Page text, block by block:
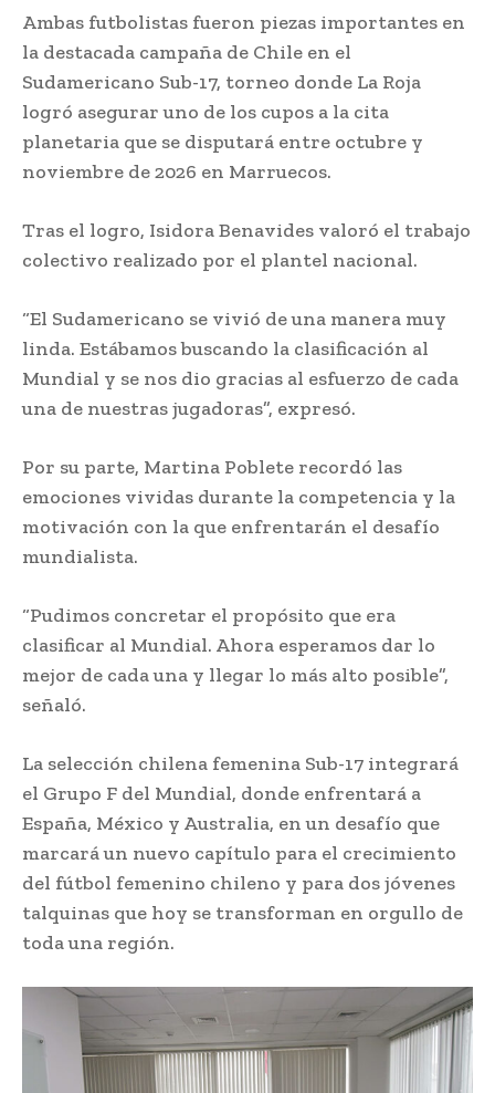
Ambas futbolistas fueron piezas importantes en
la destacada campaña de Chile en el
Sudamericano Sub-17, torneo donde La Roja
logró asegurar uno de los cupos a la cita
planetaria que se disputará entre octubre y
noviembre de 2026 en Marruecos.
Tras el logro, Isidora Benavides valoró el trabajo
colectivo realizado por el plantel nacional.
“El Sudamericano se vivió de una manera muy
linda. Estábamos buscando la clasificación al
Mundial y se nos dio gracias al esfuerzo de cada
una de nuestras jugadoras”, expresó.
Por su parte, Martina Poblete recordó las
emociones vividas durante la competencia y la
motivación con la que enfrentarán el desafío
mundialista.
“Pudimos concretar el propósito que era
clasificar al Mundial. Ahora esperamos dar lo
mejor de cada una y llegar lo más alto posible”,
señaló.
La selección chilena femenina Sub-17 integrará
el Grupo F del Mundial, donde enfrentará a
España, México y Australia, en un desafío que
marcará un nuevo capítulo para el crecimiento
del fútbol femenino chileno y para dos jóvenes
talquinas que hoy se transforman en orgullo de
toda una región.